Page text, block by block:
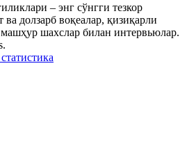
– энг сўнгги тезкор
долзарб воқеалар, қизиқарли
шахслар билан интервьюлар.